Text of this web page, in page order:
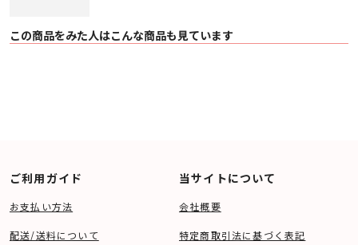
この商品をみた人はこんな商品も見ています
ご利用ガイド
お支払い方法
配送/送料について
当サイトについて
会社概要
特定商取引法に基づく表記